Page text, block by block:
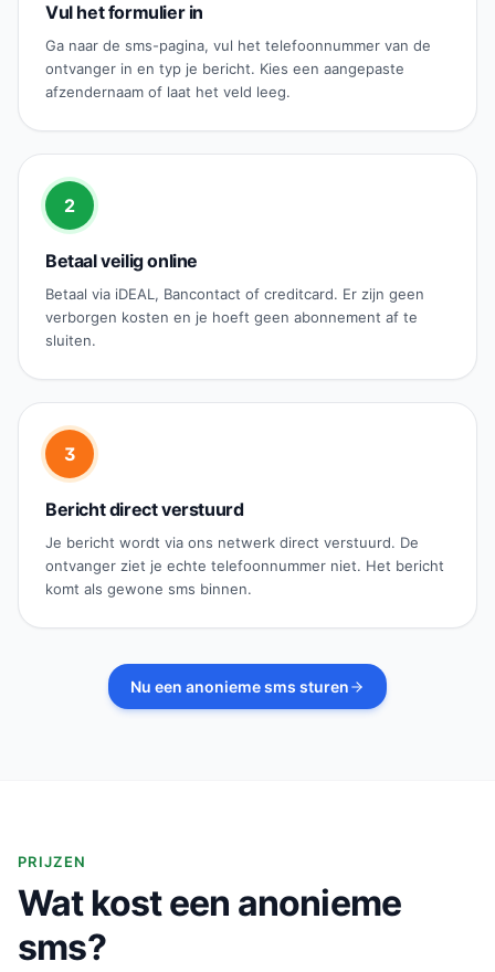
Vul het formulier in
Ga naar de sms-pagina, vul het telefoonnummer van de
ontvanger in en typ je bericht. Kies een aangepaste
afzendernaam of laat het veld leeg.
2
Betaal veilig online
Betaal via iDEAL, Bancontact of creditcard. Er zijn geen
verborgen kosten en je hoeft geen abonnement af te
sluiten.
3
Bericht direct verstuurd
Je bericht wordt via ons netwerk direct verstuurd. De
ontvanger ziet je echte telefoonnummer niet. Het bericht
komt als gewone sms binnen.
Nu een anonieme sms sturen
PRIJZEN
Wat kost een anonieme
sms?